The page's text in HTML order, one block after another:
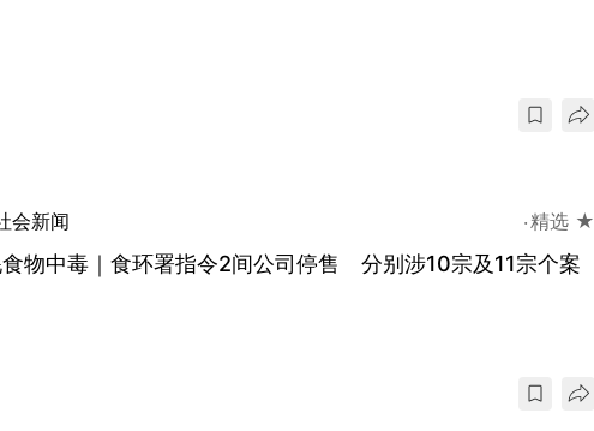
会新闻 精选 ★
物中毒｜食环署指令2间公司停售 分别涉10宗及11宗个案